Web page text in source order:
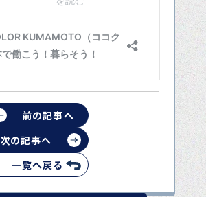
前の記事へ
一覧へ戻る
次の記事へ